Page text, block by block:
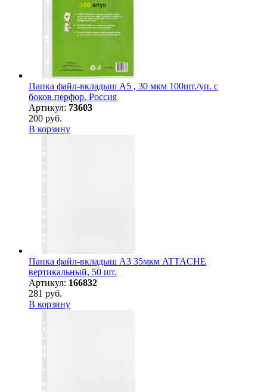
Папка файл-вкладыш А5 , 30 мкм 100шт./уп. с
боков.перфор. Россия
Артикул: 73603
200 руб.
В корзину
Папка файл-вкладыш А3 35мкм ATTACHE
вертикальный, 50 шт.
Артикул: 166832
281 руб.
В корзину